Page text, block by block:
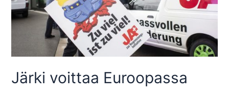
Järki voittaa Euroopassa